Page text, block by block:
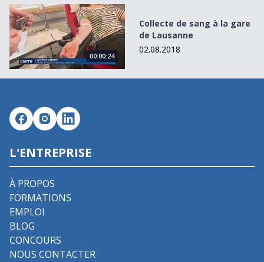
Collecte de sang à la gare de Lausanne
00:00:24
Collecte de sang à la gare
de Lausanne
02.08.2018
L'ENTREPRISE
À PROPOS
FORMATIONS
EMPLOI
BLOG
CONCOURS
NOUS CONTACTER